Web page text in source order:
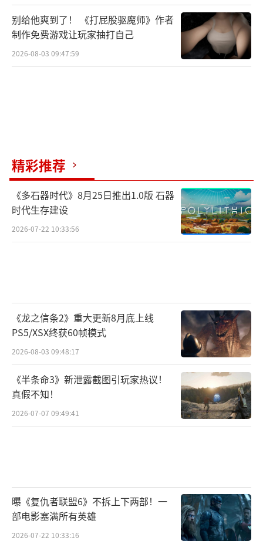
会以特殊形式亮相本作。这一消息让众多Vtub
er粉丝与游戏玩家都大为惊喜，不仅展现了小
岛工作室对次文化的接纳态度，也进一步扩大
了游戏的受众面。
别给他爽到了！ 《打屁股驱魔师》作者
制作免费游戏让玩家抽打自己
2026-08-03 09:47:59
精彩推荐
《多石器时代》8月25日推出1.0版 石器
时代生存建设
2026-07-22 10:33:56
《龙之信条2》重大更新8月底上线
PS5/XSX终获60帧模式
2026-08-03 09:48:17
《半条命3》新泄露截图引玩家热议！
真假不知！
2026-07-07 09:49:41
曝《复仇者联盟6》不拆上下两部！一
部电影塞满所有英雄
2026-07-22 10:33:16